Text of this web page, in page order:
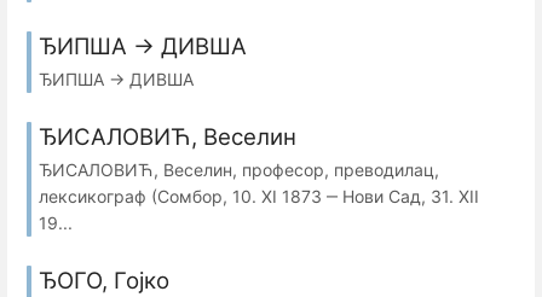
ЂИПША → ДИВША
ЂИПША → ДИВША
ЂИСАЛОВИЋ, Веселин
ЂИСАЛОВИЋ, Веселин, професор, преводилац,
лексикограф (Сомбор, 10. XI 1873 ‒ Нови Сад, 31. XII
19...
ЂОГО, Гојко